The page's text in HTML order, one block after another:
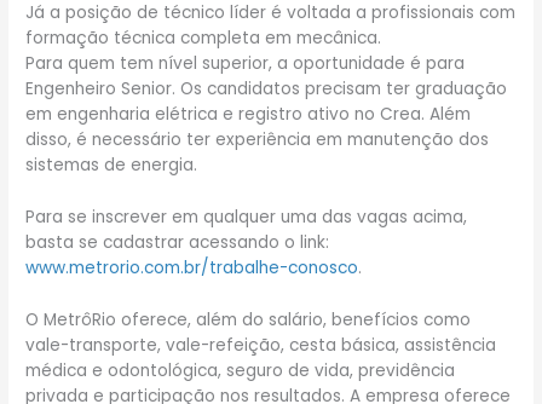
Já a posição de técnico líder é voltada a profissionais com
formação técnica completa em mecânica.
Para quem tem nível superior, a oportunidade é para
Engenheiro Senior. Os candidatos precisam ter graduação
em engenharia elétrica e registro ativo no Crea. Além
disso, é necessário ter experiência em manutenção dos
sistemas de energia.
Para se inscrever em qualquer uma das vagas acima,
basta se cadastrar acessando o link:
www.metrorio.com.br/trabalhe-conosco.
O MetrôRio oferece, além do salário, benefícios como
vale-transporte, vale-refeição, cesta básica, assistência
médica e odontológica, seguro de vida, previdência
privada e participação nos resultados. A empresa oferece